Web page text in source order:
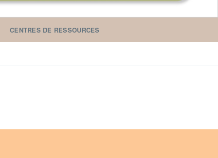
CENTRES DE RESSOURCES